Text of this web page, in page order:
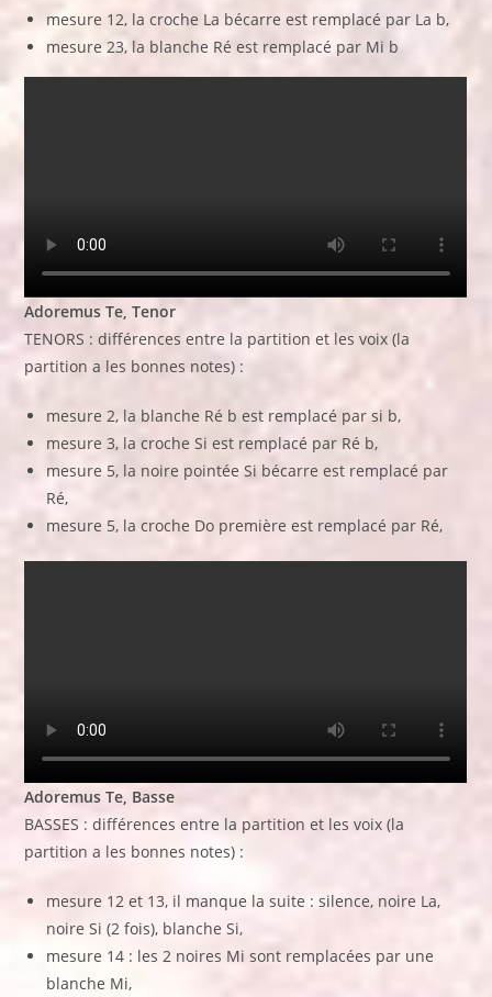
mesure 12, la croche La bécarre est remplacé par La b,
mesure 23, la blanche Ré est remplacé par Mi b
Adoremus Te, Tenor
TENORS : différences entre la partition et les voix (la
partition a les bonnes notes) :
mesure 2, la blanche Ré b est remplacé par si b,
mesure 3, la croche Si est remplacé par Ré b,
mesure 5, la noire pointée Si bécarre est remplacé par
Ré,
mesure 5, la croche Do première est remplacé par Ré,
Adoremus Te, Basse
BASSES : différences entre la partition et les voix (la
partition a les bonnes notes) :
mesure 12 et 13, il manque la suite : silence, noire La,
noire Si (2 fois), blanche Si,
mesure 14 : les 2 noires Mi sont remplacées par une
blanche Mi,